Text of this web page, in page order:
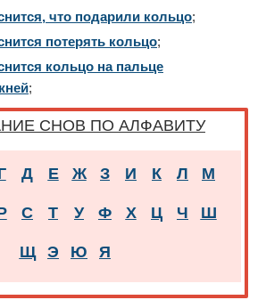
что подарили кольцо;
потерять кольцо;
кольцо на пальце
;
СНОВ ПО АЛФАВИТУ
Д Е Ж З И К Л М
С Т У Ф Х Ц Ч Ш
Щ Э Ю Я